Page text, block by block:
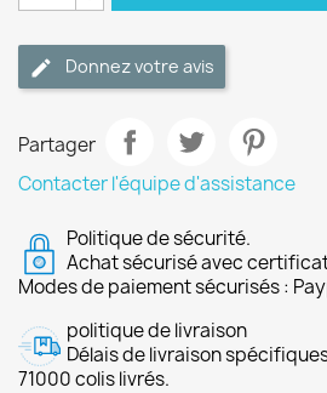
Donnez votre avis
Partager
Contacter l'équipe d'assistance
Politique de sécurité.
Achat sécurisé avec
Modes de paiement sécurisés :
politique de livraison
Délais de livraison
71000 colis livrés.